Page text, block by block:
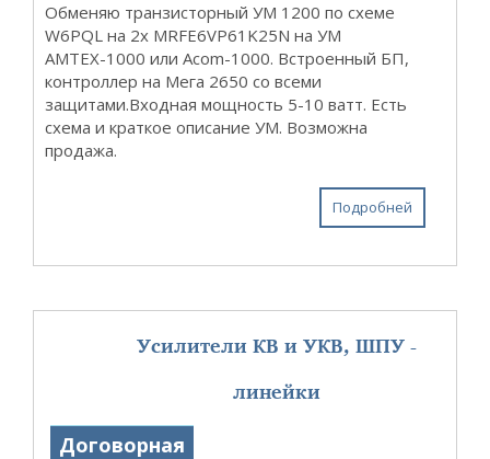
Обменяю транзисторный УМ 1200 по схеме
W6PQL на 2х MRFE6VP61K25N на УМ
АМТЕХ-1000 или Acom-1000. Встроенный БП,
контроллер на Мега 2650 со всеми
защитами.Входная мощность 5-10 ватт. Есть
схема и краткое описание УМ. Возможна
продажа.
Подробней
Усилители КВ и УКВ, ШПУ -
линейки
Договорная